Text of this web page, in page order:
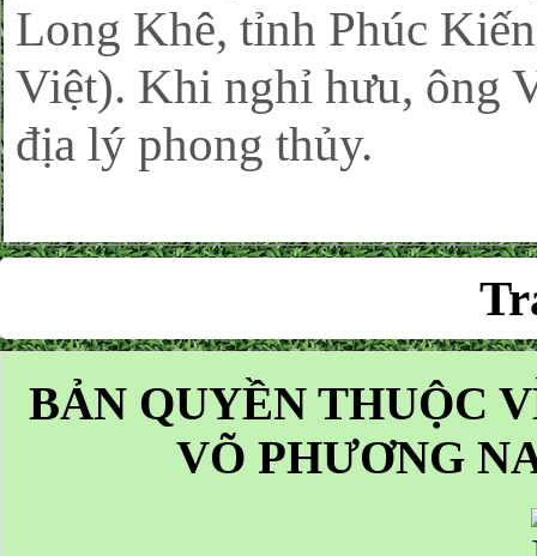
Long Khê, tỉnh Phúc
Việt). Khi nghỉ hưu, ông
địa lý phong thủy.
BẢN QUYỀN THUỘC
VÕ PHƯƠNG